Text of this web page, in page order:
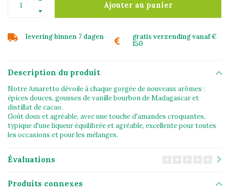
Ajouter au panier
levering binnen 7 dagen
gratis verzending vanaf €
150
Description du produit
Notre Amaretto dévoile à chaque gorgée de nouveaux arômes :
épices douces, gousses de vanille bourbon de Madagascar et
distillat de cacao.
Goût doux et agréable, avec une touche d'amandes croquantes,
typique d'une liqueur équilibrée et agréable, excellente pour toutes
les occasions et pour les mélanges.
Évaluations
Produits connexes